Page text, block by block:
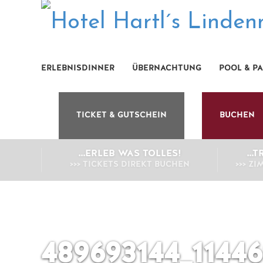
ERLEBNISDINNER ÜBERNACHTUNG POOL &
TICKET & GUTSCHEIN BUCHEN
…ERLEB WAS TOLLES!
>>> TICKETS DIREKT BUCHEN >>>